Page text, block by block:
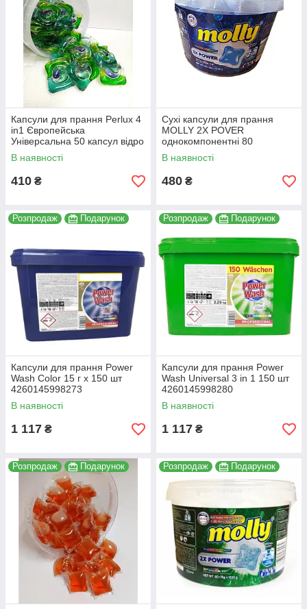
Капсули для прання Perlux 4
in1 Європейська
Універсальна 50 капсул відро
В наявності
410 ₴
Сухі капсули для прання
MOLLY 2X POVER
однокомпонентні 80
капсул+ополіскувач для
білизни+мило
4260652580640
В наявності
480 ₴
Розпродаж Подарунок
Капсули для прання Power
Wash Color 15 г х 150 шт
4260145998273
В наявності
1 117 ₴
Розпродаж Подарунок
Капсули для прання Power
Wash Universal 3 in 1 150 шт
4260145998280
В наявності
1 117 ₴
Розпродаж Подарунок Розпродаж Подарунок